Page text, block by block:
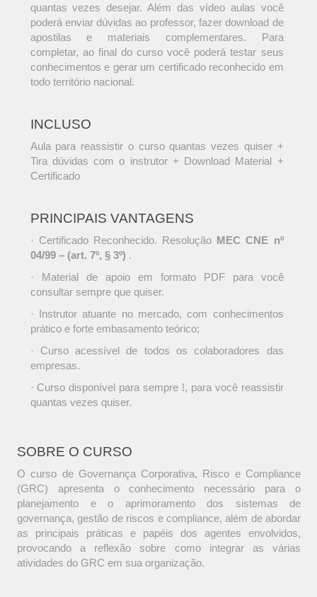
quantas vezes desejar. Além das vídeo aulas você
poderá enviar dúvidas ao professor, fazer download de
apostilas e materiais complementares. Para
completar, ao final do curso você poderá testar seus
conhecimentos e gerar um certificado reconhecido em
todo território nacional.
INCLUSO
Aula para reassistir o curso quantas vezes quiser +
Tira dúvidas com o instrutor + Download Material +
Certificado
PRINCIPAIS VANTAGENS
· Certificado Reconhecido. Resolução MEC CNE nº
04/99 – (art. 7º, § 3º) .
· Material de apoio em formato PDF para você
consultar sempre que quiser.
· Instrutor atuante no mercado, com conhecimentos
prático e forte embasamento teórico;
· Curso acessível de todos os colaboradores das
empresas.
· Curso disponível para sempre !, para você reassistir
quantas vezes quiser.
SOBRE O CURSO
O curso de Governança Corporativa, Risco e Compliance
(GRC) apresenta o conhecimento necessário para o
planejamento e o aprimoramento dos sistemas de
governança, gestão de riscos e compliance, além de abordar
as principais práticas e papéis dos agentes envolvidos,
provocando a reflexão sobre como integrar as várias
atividades do GRC em sua organização.